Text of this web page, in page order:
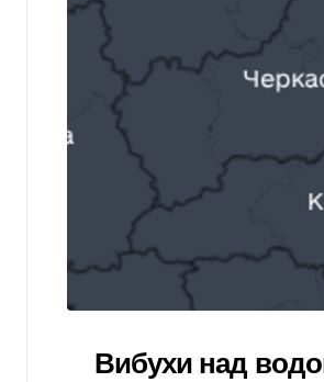
Вибухи над